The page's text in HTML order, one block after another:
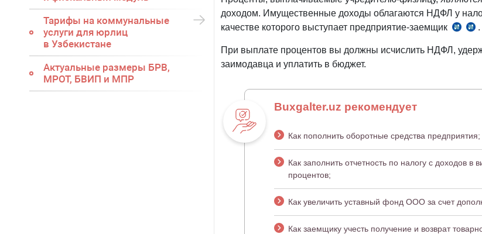
Тарифы на коммунальные
услуги для юрлиц
в Узбекистане
Актуальные размеры БРВ,
МРОТ, БВИП и МПР
доходом. Имущественные доходы облагаются НДФЛ у
качестве которого выступает предприятие-заемщик
п.
ст.
п.
ч.
.
При выплате процентов вы должны исчислить НДФЛ,
заимодавца и уплатить в бюджет.
Buxgalter.uz рекомендует
Как пополнить оборотные средства предприятия;
Как заполнить отчетность по налогу с доходов в
процентов;
Как увеличить уставный фонд ООО за счет
Как заемщику учесть получение и возврат